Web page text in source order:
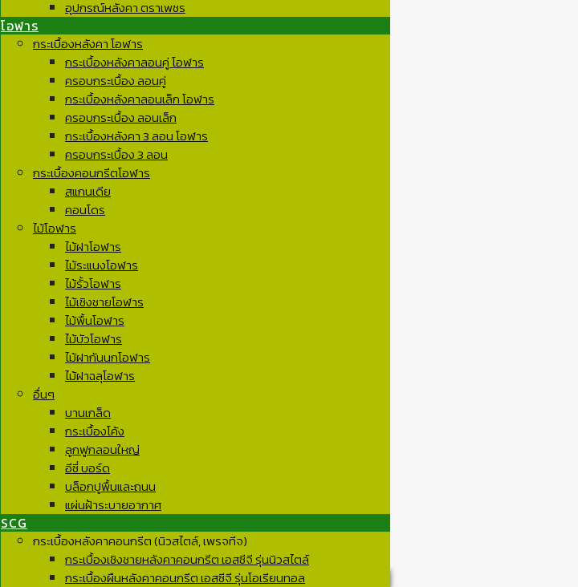
อุปกรณ์หลังคา ตราเพชร
โอฬาร
กระเบื้องหลังคา โอฬาร
กระเบื้องหลังคาลอนคู่ โอฬาร
ครอบกระเบื้อง ลอนคู่
กระเบื้องหลังคาลอนเล็ก โอฬาร
ครอบกระเบื้อง ลอนเล็ก
กระเบื้องหลังคา 3 ลอน โอฬาร
ครอบกระเบื้อง 3 ลอน
กระเบื้องคอนกรีตโอฬาร
สแกนเดีย
คอนโดร
ไม้โอฬาร
ไม้ฝาโอฬาร
ไม้ระแนงโอฬาร
ไม้รั้วโอฬาร
ไม้เชิงชายโอฬาร
ไม้พื้นโอฬาร
ไม้บัวโอฬาร
ไม้ฝากันนกโอฬาร
ไม้ฝาฉลุโอฬาร
อื่นๆ
บานเกล็ด
กระเบื้องโค้ง
ลูกฟูกลอนใหญ่
อีซี่ บอร์ด
บล็อกปูพื้นและถนน
แผ่นฝ้าระบายอากาศ
SCG
กระเบื้องหลังคาคอนกรีต (นิวสไตล์, เพรจทีจ)
กระเบื้องเชิงชายหลังคาคอนกรีต เอสซีจี รุ่นนิวสไตล์
กระเบื้องผืนหลังคาคอนกรีต เอสซีจี รุ่นโอเรียนทอล